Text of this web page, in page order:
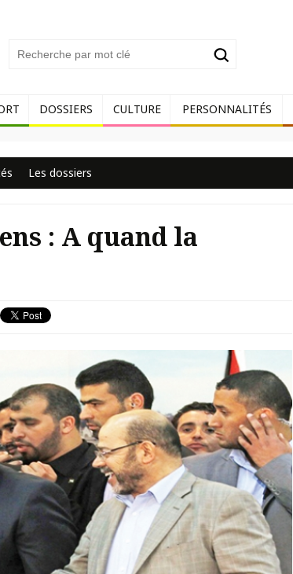
DOSSIERS CULTURE PERSONNALITÉS
Les dossiers
: A quand la